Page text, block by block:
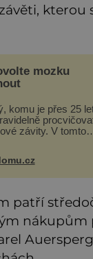
závěti,
mozku
komu je přes 25
závity. V tomto
vzpomenout si na
patří